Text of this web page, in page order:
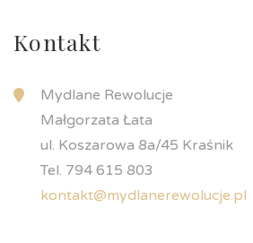
Kontakt
Mydlane Rewolucje
Małgorzata Łata
ul. Koszarowa 8a/45 Kraśnik
Tel. 794 615 803
kontakt@mydlanerewolucje.pl